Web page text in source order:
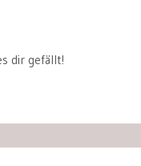
dir gefällt!